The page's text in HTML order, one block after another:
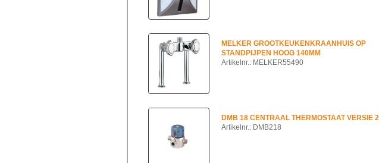
MELKER GROOTKEUKENKRAANHUIS OP
STANDPIJPEN HOOG 140MM
Artikelnr.: MELKER55490
DMB 18 CENTRAAL THERMOSTAAT VERSIE 2
Artikelnr.: DMB218